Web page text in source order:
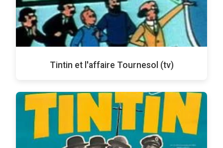
Tintin et l'affaire Tournesol (tv)